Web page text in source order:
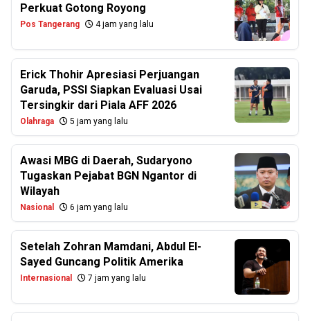
Perkuat Gotong Royong
Pos Tangerang 4 jam yang lalu
Erick Thohir Apresiasi Perjuangan
Garuda, PSSI Siapkan Evaluasi Usai
Tersingkir dari Piala AFF 2026
Olahraga 5 jam yang lalu
Awasi MBG di Daerah, Sudaryono
Tugaskan Pejabat BGN Ngantor di
Wilayah
Nasional 6 jam yang lalu
Setelah Zohran Mamdani, Abdul El-
Sayed Guncang Politik Amerika
Internasional 7 jam yang lalu